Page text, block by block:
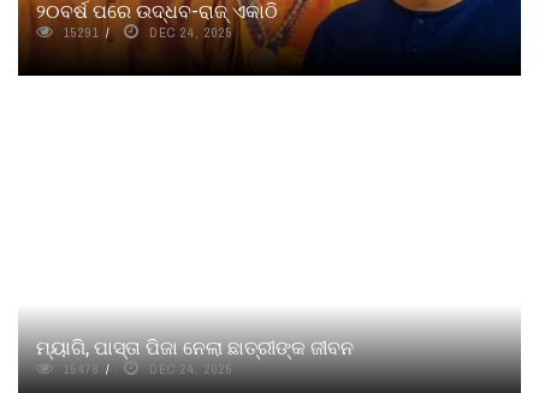
୨୦ବର୍ଷ ପରେ ଉଦ୍ଧବ-ରାଜ୍ ଏକାଠି
15291 DEC 24, 2025
ମ୍ୟାଗି, ପାସ୍ତା ପିଜା ନେଲା ଛାତ୍ରୀଙ୍କ ଜୀବନ
15478 DEC 24, 2025